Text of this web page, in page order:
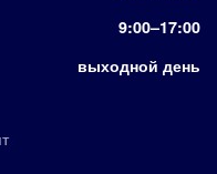
9:00–17:00
выходной день